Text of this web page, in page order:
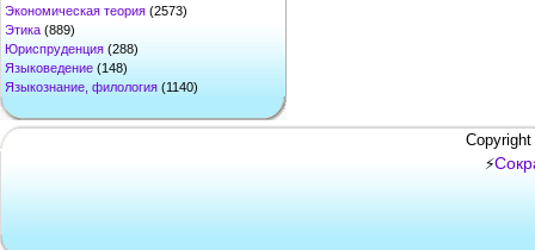
Экономическая теория (2573)
Этика (889)
Юриспруденция (288)
Языковедение (148)
Языкознание, филология (1140)
⚡